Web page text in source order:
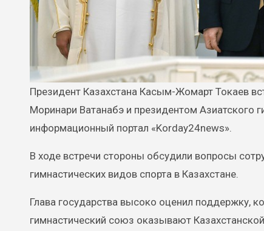
Президент Казахстана Касым-Жомарт Токаев встретился с президентом Международной федерации гимнастики
Моринари Ватанабэ и президентом
информационный портал «Korday24news».
В ходе встречи стороны обсудили вопросы
гимнастических видов спорта в Казахстане.
Глава государства высоко оценил поддержку,
гимнастический союз оказывают